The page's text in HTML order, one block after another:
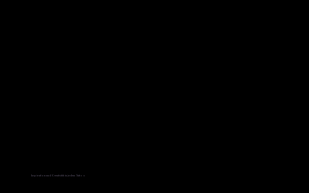
Inspiration und Kreativität in jedem Tattoo